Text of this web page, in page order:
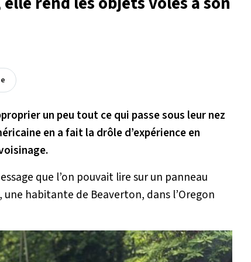
un peu tout ce qui passe sous leur nez
en a fait la drôle d’expérience en
que l’on pouvait lire sur un panneau
habitante de Beaverton, dans l’Oregon